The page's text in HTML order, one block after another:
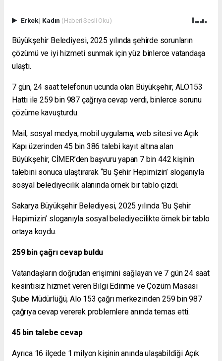
Erkek| Kadın (Haberi Sesli Oku)
Büyükşehir Belediyesi, 2025 yılında şehirde sorunların
çözümü ve iyi hizmeti sunmak için yüz binlerce vatandaşa
ulaştı.
7 gün, 24 saat telefonun ucunda olan Büyükşehir, ALO153
Hattı ile 259 bin 987 çağrıya cevap verdi, binlerce sorunu
çözüme kavuşturdu.
Mail, sosyal medya, mobil uygulama, web sitesi ve Açık
Kapı üzerinden 45 bin 386 talebi kayıt altına alan
Büyükşehir, CİMER’den başvuru yapan 7 bin 442 kişinin
talebini sonuca ulaştırarak “Bu Şehir Hepimizin’ sloganıyla
sosyal belediyecilik alanında örnek bir tablo çizdi.
Sakarya Büyükşehir Belediyesi, 2025 yılında ‘Bu Şehir
Hepimizin’ sloganıyla sosyal belediyecilikte örnek bir tablo
ortaya koydu.
259 bin çağrı cevap buldu
Vatandaşların doğrudan erişimini sağlayan ve 7 gün 24 saat
kesintisiz hizmet veren Bilgi Edinme ve Çözüm Masası
Şube Müdürlüğü, Alo 153 çağrı merkezinden 259 bin 987
çağrıya cevap vererek problemlere anında temas etti.
45 bin talebe cevap
Ayrıca 16 ilçede 1 milyon kişinin anında ulaşabildiği Açık